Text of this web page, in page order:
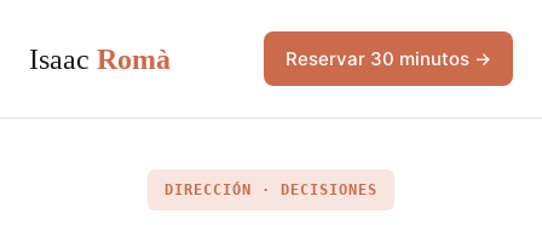
Isaac Romà Reservar 30 minutos →
DIRECCIÓN · DECISIONES